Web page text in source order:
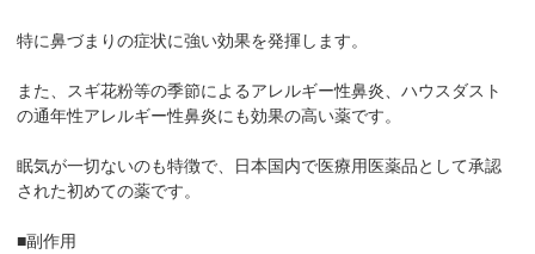
特に鼻づまりの症状に強い効果を発揮します。
また、スギ花粉等の季節によるアレルギー性鼻炎、ハウスダスト
の通年性アレルギー性鼻炎にも効果の高い薬です。
眠気が一切ないのも特徴で、日本国内で医療用医薬品として承認
された初めての薬です。
■副作用